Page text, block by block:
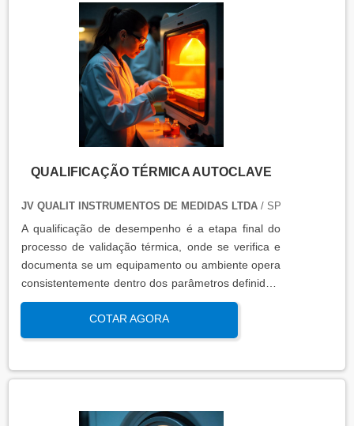
técnico que contém informações como gráficos,
certificados de calibração e a conclusão das
condições funcionais.
QUALIFICAÇÃO TÉRMICA AUTOCLAVE
JV QUALIT INSTRUMENTOS DE MEDIDAS LTDA/ SP
A qualificação de desempenho é a etapa final do
processo de validação térmica, onde se verifica e
documenta se um equipamento ou ambiente opera
consistentemente dentro dos parâmetros definidos,
sob condições reais de uso. Esta qualificação
assegura que os processos atendem aos requisitos
regulatórios e de qualidade, garantindo segurança
COTAR AGORA